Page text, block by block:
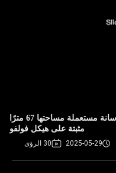
2020 SANY شاحنة مضخة خرسانة مستعملة مساحتها 67 مترًا
مثبتة على هيكل فولفو
2025-05-29 30 الرؤى